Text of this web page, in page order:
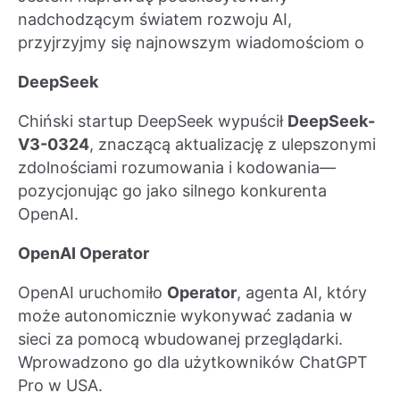
nadchodzącym światem rozwoju AI,
przyjrzyjmy się najnowszym wiadomościom o
DeepSeek
Chiński startup DeepSeek wypuścił DeepSeek-
V3-0324, znaczącą aktualizację z ulepszonymi
zdolnościami rozumowania i kodowania—
pozycjonując go jako silnego konkurenta
OpenAI.
OpenAI Operator
OpenAI uruchomiło Operator, agenta AI, który
może autonomicznie wykonywać zadania w
sieci za pomocą wbudowanej przeglądarki.
Wprowadzono go dla użytkowników ChatGPT
Pro w USA.